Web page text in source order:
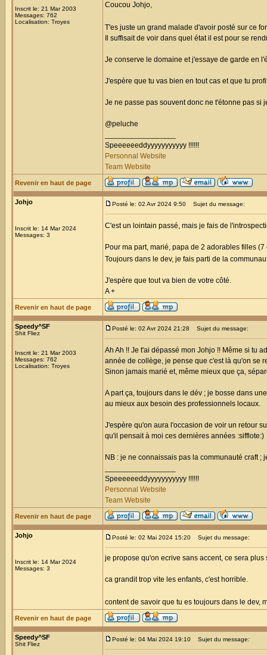
Inscrit le: 21 Mar 2003
Messages: 762
Localisation: Troyes
Coucou Johjo,
T'es juste un grand malade d'avoir posté sur ce
Il suffisait de voir dans quel état il est pour se
Je conserve le domaine et j'essaye de garde en
J'espère que tu vas bien en tout cas et que tu
Je ne passe pas souvent donc ne t'étonne pas si
@peluche
Speeeeeeddyyyyyyyyyyy !!!!!!
Personnal Website
Team Website
Revenir en haut de page
Johjo
Inscrit le: 14 Mar 2024
Messages: 3
Posté le: 02 Avr 2024 9:50 Sujet du message:
C'est un lointain passé, mais je fais de
Pour ma part, marié, papa de 2 adorables filles (7
Toujours dans le dev, je fais parti de la
J'espère que tout va bien de votre côté.
A +
Revenir en haut de page
Speedy^SF
Shit Fliez
Inscrit le: 21 Mar 2003
Messages: 762
Localisation: Troyes
Posté le: 02 Avr 2024 21:28 Sujet du message:
Ah Ah !! Je t'ai dépassé mon Johjo !! Même si tu
année de collège, je pense que c'est là qu'on se
Sinon jamais marié et, même mieux que ça,
A part ça, toujours dans le dév ; je bosse dans
au mieux aux besoin des professionnels locaux.
J'espère qu'on aura l'occasion de voir un retour
qu'il pensait à moi ces dernières années :sifflote:)
NB : je ne connaissais pas la communauté craft
Speeeeeeddyyyyyyyyyyy !!!!!!
Personnal Website
Team Website
Revenir en haut de page
Johjo
Inscrit le: 14 Mar 2024
Messages: 3
Posté le: 02 Mai 2024 15:20 Sujet du message:
je propose qu'on ecrive sans accent, ce sera plus
ca grandit trop vite les enfants, c'est horrible.
content de savoir que tu es toujours dans le dev,
Revenir en haut de page
Speedy^SF
Shit Fliez
Posté le: 04 Mai 2024 19:10 Sujet du message: